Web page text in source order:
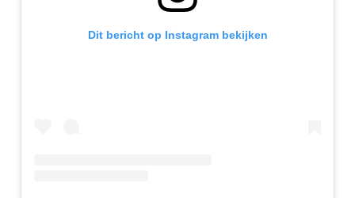
Dit bericht op Instagram bekijken